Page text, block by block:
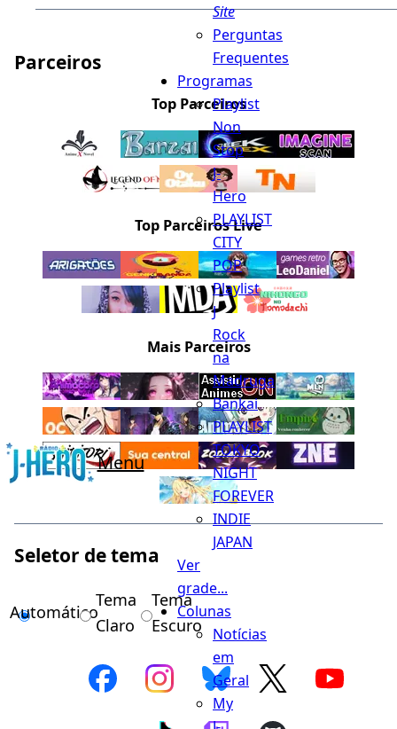
Menu
Site
Perguntas
Frequentes
Programas
Playlist
Non
Stop
J-
Hero
PLAYLIST
CITY
POP
Playlist
J
Rock
na
Madruga
Bankai
PLAYLIST
TOKYO
NIGHT
FOREVER
INDIE
JAPAN
Ver
grade...
Colunas
Notícias
em
Geral
My
Parceiros
Top Parceiros
Top Parceiros Live
Mais Parceiros
Seletor de tema
Automático
Tema
Claro
Tema
Escuro